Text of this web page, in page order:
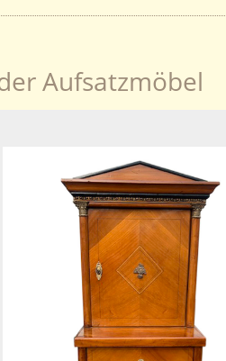
Aufsatzmöbel